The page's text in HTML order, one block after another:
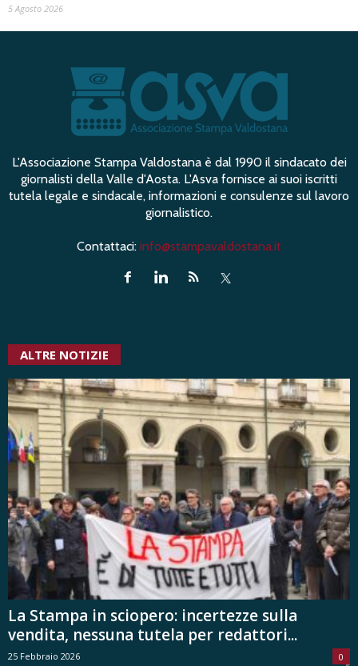
5 Agosto 2026
L'Associazione Stampa Valdostana è dal 1990 il sindacato dei
giornalisti della Valle d'Aosta. L'Asva fornisce ai suoi iscritti
tutela legale e sindacale, informazioni e consulenze sul lavoro
giornalistico.
Contattaci: info@stampavaldostana.it
ALTRE NOTIZIE
La Stampa in sciopero: incertezze sulla
vendita, nessuna tutela per redattori...
25 Febbraio 2026
0